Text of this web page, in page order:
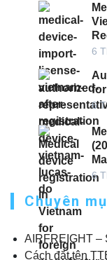
6
6
6
Chuyên
AIRFREIGHT –
Cách đặt tên